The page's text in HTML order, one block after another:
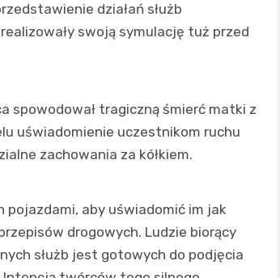
działań służb
swoją symulację tuż przed
spowodował tragiczną śmierć matki z
uświadomienie uczestnikom ruchu
zachowania za kółkiem.
pojazdami, aby uświadomić im jak
drogowych. Ludzie biorący
służb jest gotowych do podjęcia